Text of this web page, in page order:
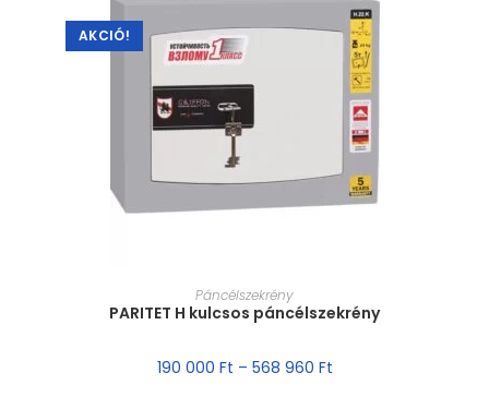
AKCIÓ!
MÉRET VÁLASZTÁSA
Páncélszekrény
PARITET H kulcsos páncélszekrény
190 000 Ft – 568 960 Ft